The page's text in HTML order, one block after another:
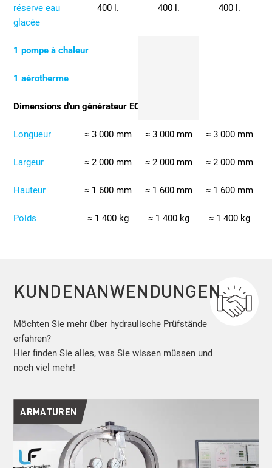
réserve eau
glacée
400 l. 400 l. 400 l.
1 pompe à chaleur
1 aérotherme
Dimensions d'un générateur EC-EF
Longueur ≈ 3 000 mm ≈ 3 000 mm ≈ 3 000 mm
Largeur ≈ 2 000 mm ≈ 2 000 mm ≈ 2 000 mm
Hauteur ≈ 1 600 mm ≈ 1 600 mm ≈ 1 600 mm
Poids ≈ 1 400 kg ≈ 1 400 kg ≈ 1 400 kg
KUNDENANWENDUNGEN
Möchten Sie mehr über hydraulische Prüfstände
erfahren?
Hier finden Sie alles, was Sie wissen müssen und
noch viel mehr!
ARMATUREN